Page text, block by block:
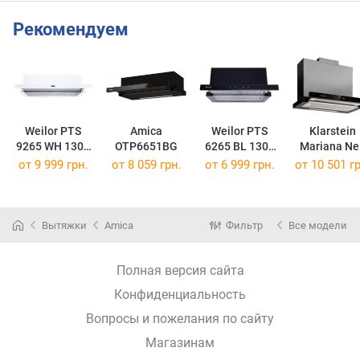
Рекомендуем
Weilor PTS
9265 WH 1300
LED Strip
Amica
OTP6651BG
Weilor PTS
6265 BL 1300
LED Strip
Klarstein
Mariana
60 BK
от 9 999 грн. от 8 059 грн. от 6 999 грн. от 10 501
Вытяжки Amica Фильтр Все модели
Полная версия сайта
Конфиденциальность
Вопросы и пожелания по сайту
Магазинам